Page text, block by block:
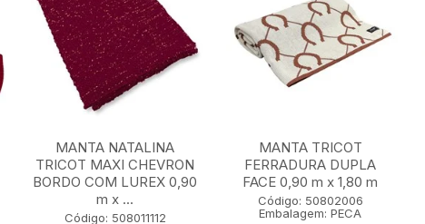
MANTA NATALINA
TRICOT MAXI CHEVRON
BORDO COM LUREX 0,90
m x ...
Código: 508011112
MANTA TRICOT
FERRADURA DUPLA
FACE 0,90 m x 1,80 m
Código: 50802006
Embalagem: PECA